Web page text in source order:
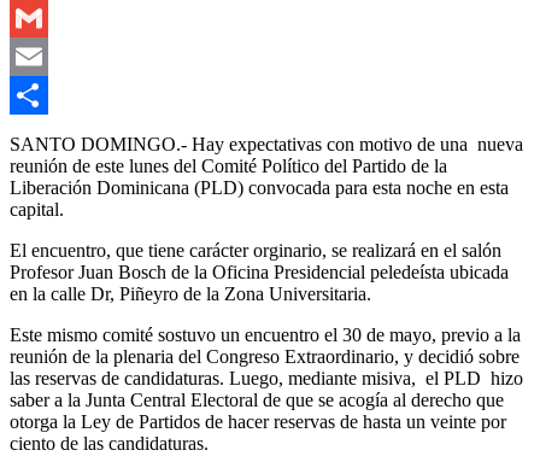
Outlook.com
Gmail
Email
Compartir
SANTO DOMINGO.- Hay expectativas con motivo de una nueva
reunión de este lunes del Comité Político del Partido de la
Liberación Dominicana (PLD) convocada para esta noche en esta
capital.
El encuentro, que tiene carácter orginario, se realizará en el salón
Profesor Juan Bosch de la Oficina Presidencial peledeísta ubicada
en la calle Dr, Piñeyro de la Zona Universitaria.
Este mismo comité sostuvo un encuentro el 30 de mayo, previo a la
reunión de la plenaria del Congreso Extraordinario, y decidió sobre
las reservas de candidaturas. Luego, mediante misiva, el PLD hizo
saber a la Junta Central Electoral de que se acogía al derecho que
otorga la Ley de Partidos de hacer reservas de hasta un veinte por
ciento de las candidaturas.